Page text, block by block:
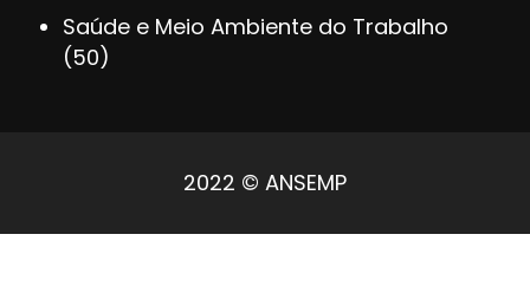
Saúde e Meio Ambiente do Trabalho
(50)
2022 © ANSEMP